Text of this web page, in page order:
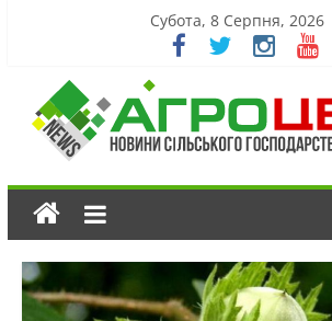
Субота, 8 Серпня, 2026